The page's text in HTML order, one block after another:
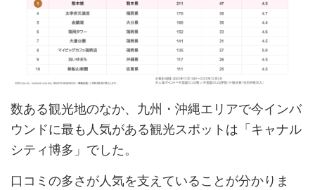
数ある観光地のなか、九州・沖縄エリアで今インバ
ウンドに最も人気がある観光スポットは「キャナル
シティ博多」でした。
口コミの多さが人気を支えていることが分かりま